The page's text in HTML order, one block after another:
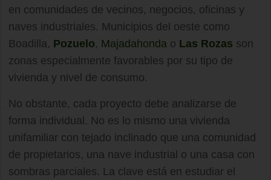
en comunidades de vecinos, negocios, oficinas y
naves industriales. Municipios del oeste como
Boadilla, Pozuelo, Majadahonda o Las Rozas son
zonas especialmente favorables por su tipo de
vivienda y nivel de consumo.
No obstante, cada proyecto debe analizarse de
forma individual. No es lo mismo una vivienda
unifamiliar con tejado inclinado que una comunidad
de propietarios, una nave industrial o una casa con
sombras parciales. La clave está en estudiar el